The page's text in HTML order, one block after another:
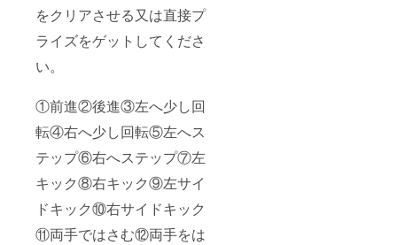
をクリアさせる又は直接プ
ライズをゲットしてくださ
い。
①前進②後進③左へ少し回
転④右へ少し回転⑤左へス
テップ⑥右へステップ⑦左
キック⑧右キック⑨左サイ
ドキック⑩右サイドキック
⑪両手ではさむ⑫両手をは